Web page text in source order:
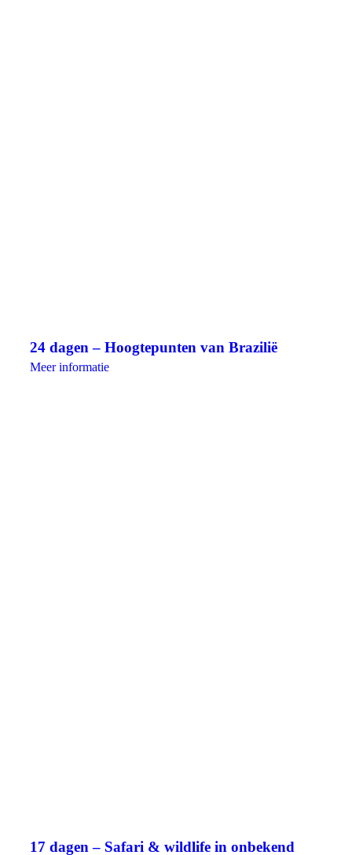
24 dagen – Hoogtepunten van Brazilië
Meer informatie
17 dagen – Safari & wildlife in onbekend